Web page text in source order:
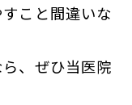
こと間違いな
、ぜひ当医院